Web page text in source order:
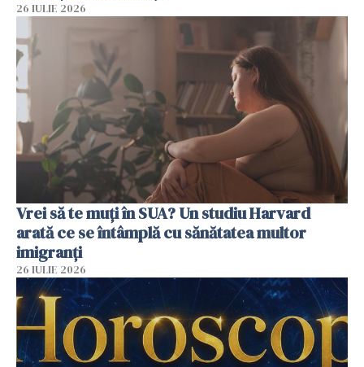
26 IULIE 2026
Vrei să te muți în SUA? Un studiu Harvard
arată ce se întâmplă cu sănătatea multor
imigranți
26 IULIE 2026